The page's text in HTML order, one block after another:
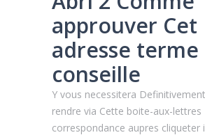
approuver Cet
adresse terme
conseille
Y vous necessitera
rendre via Cette boite-aux-lettres
correspondance aupres